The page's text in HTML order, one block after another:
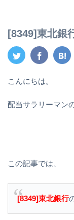
[8349]東北銀
こんにちは。
配当サラリーマン
この記事では、
[8349]東北銀行